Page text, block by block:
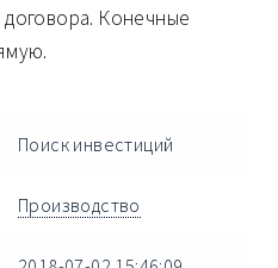
Конечные
Поиск инвестиций
Производство